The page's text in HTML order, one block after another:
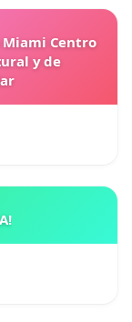
Miami Centro
y de